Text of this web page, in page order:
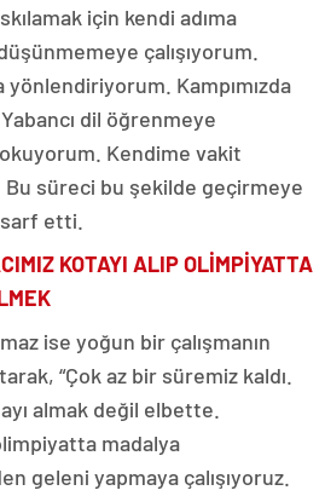
için kendi adıma
çalışıyorum.
yönlendiriyorum. Kampımızda
dil öğrenmeye
Kendime vakit
Bu süreci bu şekilde geçirmeye
etti.
KOTAYI ALIP OLİMPİYATTA
ise yoğun bir çalışmanın
“Çok az bir süremiz kaldı.
almak değil elbette.
madalya
geleni yapmaya çalışıyoruz.